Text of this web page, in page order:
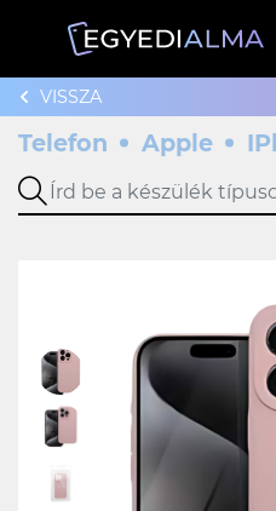
VISSZA
Telefon Apple